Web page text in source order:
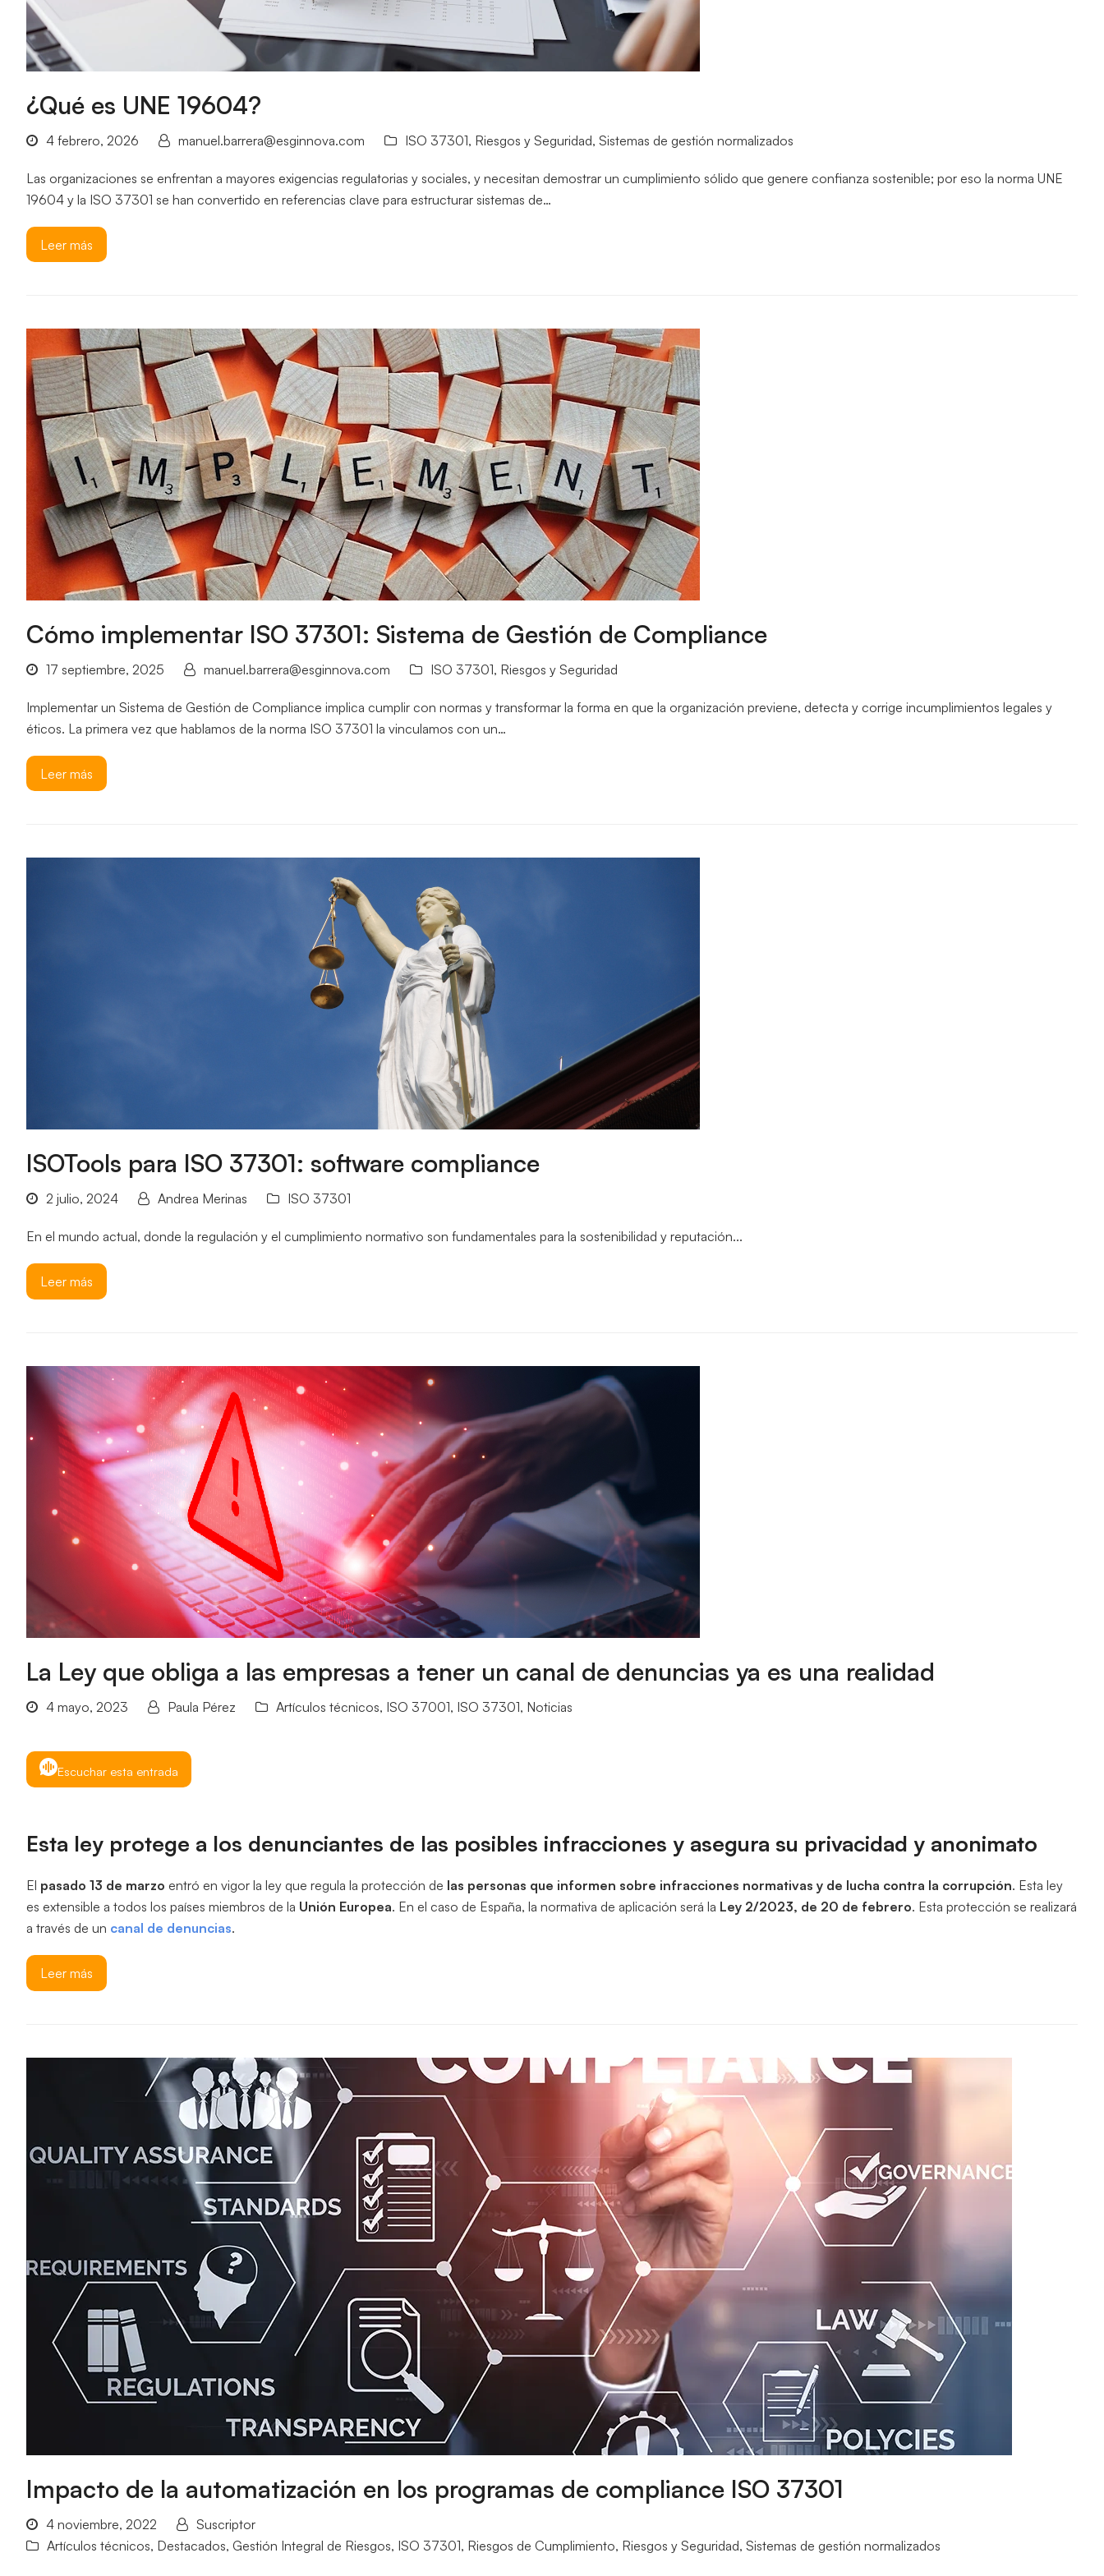
¿Qué es UNE 19604?
4 febrero, 2026 manuel.barrera@esginnova.com ISO 37301, Riesgos y Seguridad, Sistemas de gestión normalizados
Las organizaciones se enfrentan a mayores exigencias regulatorias y sociales, y necesitan demostrar un cumplimiento sólido que genere confianza sostenible; por eso la norma UNE
19604 y la ISO 37301 se han convertido en referencias clave para estructurar sistemas de…
Leer más
Cómo implementar ISO 37301: Sistema de Gestión de Compliance
17 septiembre, 2025 manuel.barrera@esginnova.com ISO 37301, Riesgos y Seguridad
Implementar un Sistema de Gestión de Compliance implica cumplir con normas y transformar la forma en que la organización previene, detecta y corrige incumplimientos legales y
éticos. La primera vez que hablamos de la norma ISO 37301 la vinculamos con un…
Leer más
ISOTools para ISO 37301: software compliance
2 julio, 2024 Andrea Merinas ISO 37301
En el mundo actual, donde la regulación y el cumplimiento normativo son fundamentales para la sostenibilidad y reputación...
Leer más
La Ley que obliga a las empresas a tener un canal de denuncias ya es una realidad
4 mayo, 2023 Paula Pérez Artículos técnicos, ISO 37001, ISO 37301, Noticias
Escuchar esta entrada
Esta ley protege a los denunciantes de las posibles infracciones y asegura su privacidad y anonimato
El pasado 13 de marzo entró en vigor la ley que regula la protección de las personas que informen sobre infracciones normativas y de lucha contra la corrupción. Esta ley
es extensible a todos los países miembros de la Unión Europea. En el caso de España, la normativa de aplicación será la Ley 2/2023, de 20 de febrero. Esta protección se realizará
a través de un canal de denuncias.
Leer más
Impacto de la automatización en los programas de compliance ISO 37301
4 noviembre, 2022
Suscriptor
Artículos técnicos, Destacados, Gestión Integral de Riesgos, ISO 37301, Riesgos de Cumplimiento, Riesgos y Seguridad, Sistemas de gestión normalizados